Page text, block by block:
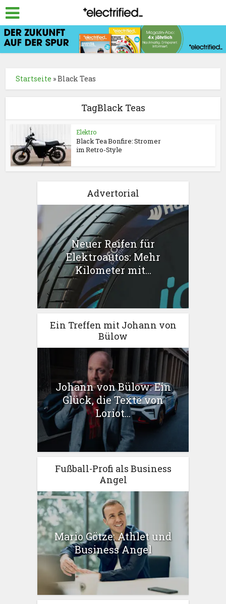
Startseite »Black Teas
TagBlack Teas
Elektro
Black Tea Bonfire: Stromer
im Retro-Style
Advertorial
Neuer Reifen für
Elektroautos: Mehr
Kilometer mit...
Ein Treffen mit Johann von
Bülow
Johann von Bülow: Ein
Glück, die Texte von
Loriot...
Fußball-Profi als Business
Angel
Mario Götze: Athlet und
Business Angel